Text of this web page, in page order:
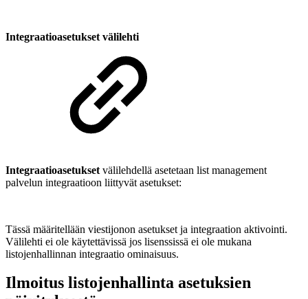
Integraatioasetukset välilehti
Integraatioasetukset välilehdellä asetetaan list management
palvelun integraatioon liittyvät asetukset:
Tässä määritellään viestijonon asetukset ja integraation aktivointi.
Välilehti ei ole käytettävissä jos lisenssissä ei ole mukana
listojenhallinnan integraatio ominaisuus.
Ilmoitus listojenhallinta asetuksien